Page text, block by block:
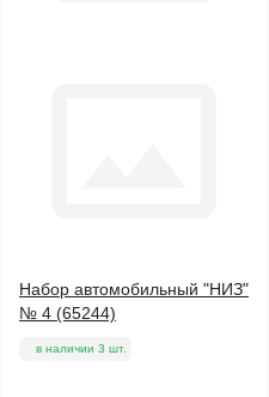
Набор автомобильный "НИЗ"
№ 4 (65244)
в наличии 3 шт.